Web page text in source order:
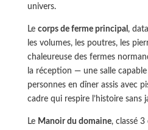
univers.
Le corps de ferme principal ,
les volumes, les poutres, les
chaleureuse des fermes
la réception — une salle capable
personnes en dîner assis avec
cadre qui respire l’histoire sans
Le Manoir du domaine, classé 3